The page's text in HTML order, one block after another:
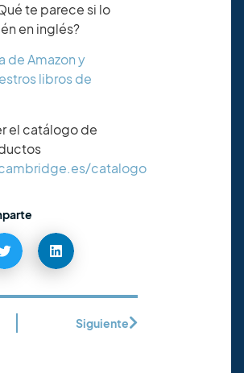
te parece si lo
en inglés?
de Amazon y
libros de
el catálogo de
catalogo
Siguiente